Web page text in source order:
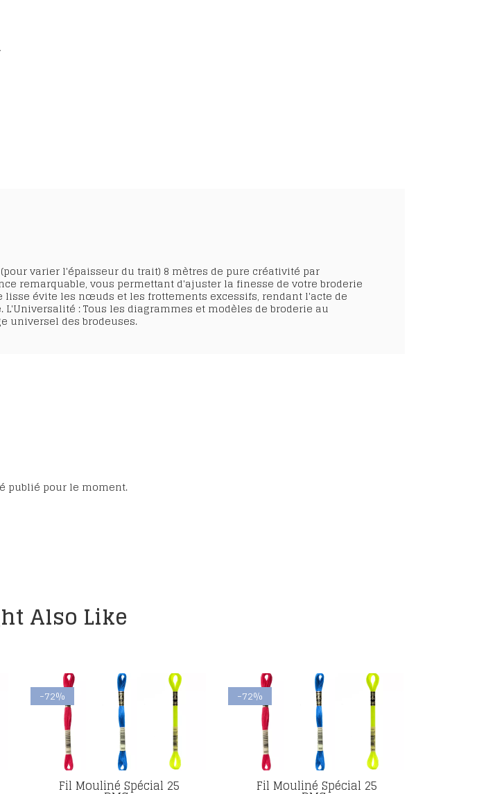
varier l'épaisseur du trait) 8 mètres de pure créativité par
remarquable, vous permettant d'ajuster la finesse de votre broderie
lisse évite les nœuds et les frottements excessifs, rendant l'acte de
: Tous les diagrammes et modèles de broderie au
universel des brodeuses.
publié pour le moment.
Also Like
Fil Mouliné Spécial 25
-72%
Fil Mouliné Spécial 25
-72%